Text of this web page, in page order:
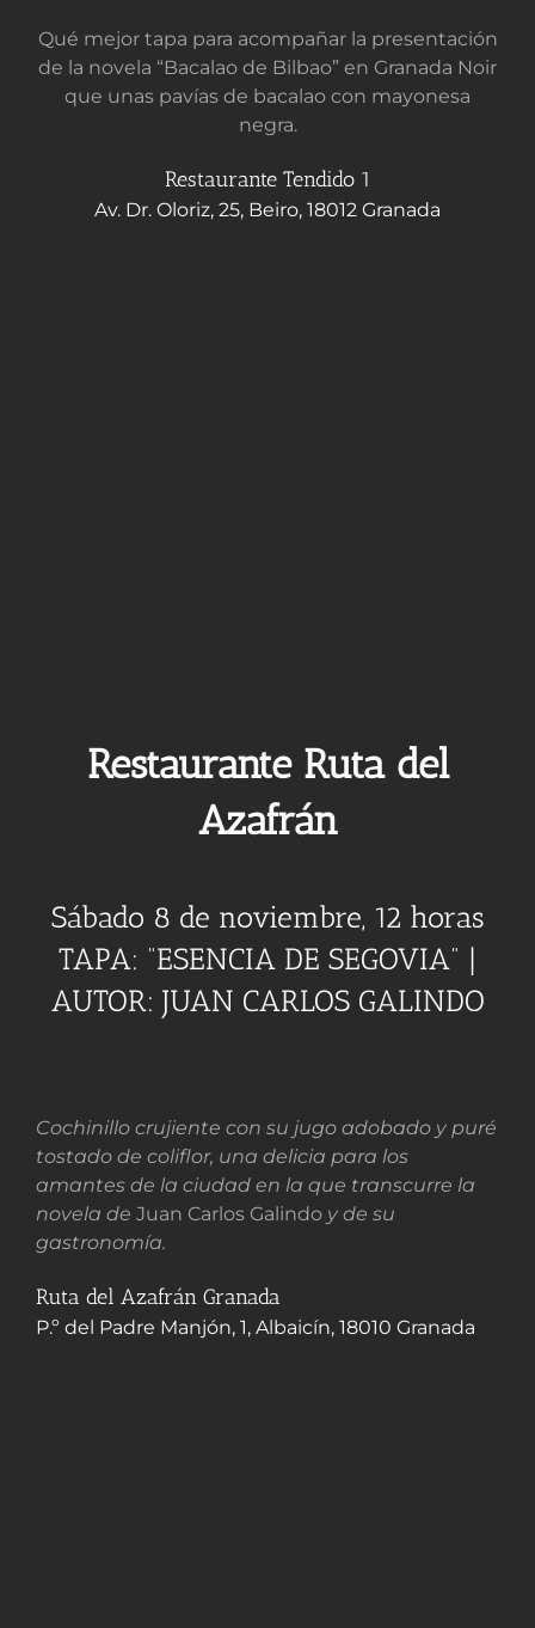
Qué mejor tapa para acompañar la presentación
de la novela “Bacalao de Bilbao” en Granada Noir
que unas pavías de bacalao con mayonesa
negra.
Restaurante Tendido 1
Av. Dr. Oloriz, 25, Beiro, 18012 Granada
Restaurante Ruta del
Azafrán
Sábado 8 de noviembre, 12 horas
TAPA: “ESENCIA DE SEGOVIA” |
AUTOR: JUAN CARLOS GALINDO
Cochinillo crujiente con su jugo adobado y puré
tostado de coliflor, una delicia para los
amantes de la ciudad en la que transcurre la
novela de Juan Carlos Galindo y de su
gastronomía.
Ruta del Azafrán Granada
P.º del Padre Manjón, 1, Albaicín, 18010 Granada